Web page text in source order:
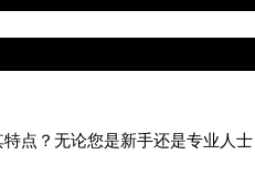
点？无论您是新手还是专业人